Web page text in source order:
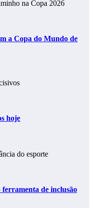
a Copa do Mundo de
hoje
ferramenta de inclusão